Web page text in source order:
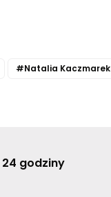
#Natalia Kaczmarek
24 godziny